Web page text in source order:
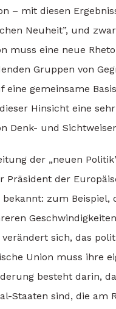
– mit diesen
Neuheit”, und
muss eine neue
Gruppen von
gemeinsame
Hinsicht eine
Denk- und
der „neuen
der
zum
sich, das
Union muss ihre
besteht darin,
Staaten sind, die am